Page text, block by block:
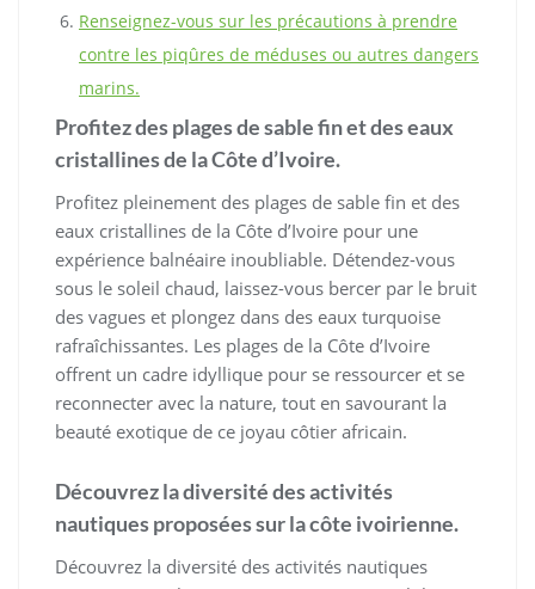
Renseignez-vous sur les précautions à prendre
contre les piqûres de méduses ou autres dangers
marins.
Profitez des plages de sable fin et des eaux
cristallines de la Côte d’Ivoire.
Profitez pleinement des plages de sable fin et des
eaux cristallines de la Côte d’Ivoire pour une
expérience balnéaire inoubliable. Détendez-vous
sous le soleil chaud, laissez-vous bercer par le bruit
des vagues et plongez dans des eaux turquoise
rafraîchissantes. Les plages de la Côte d’Ivoire
offrent un cadre idyllique pour se ressourcer et se
reconnecter avec la nature, tout en savourant la
beauté exotique de ce joyau côtier africain.
Découvrez la diversité des activités
nautiques proposées sur la côte ivoirienne.
Découvrez la diversité des activités nautiques